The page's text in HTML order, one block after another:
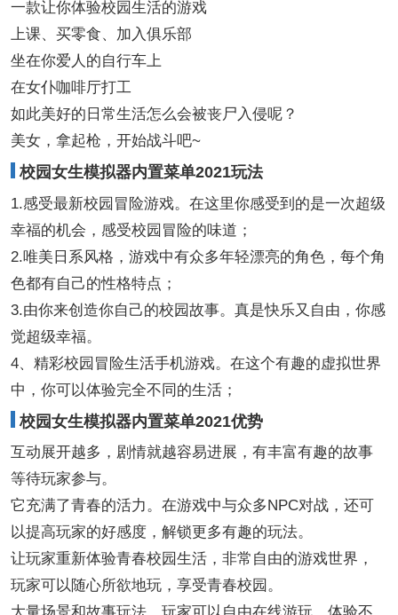
一款让你体验校园生活的游戏
上课、买零食、加入俱乐部
坐在你爱人的自行车上
在女仆咖啡厅打工
如此美好的日常生活怎么会被丧尸入侵呢？
美女，拿起枪，开始战斗吧~
校园女生模拟器内置菜单2021玩法
1.感受最新校园冒险游戏。在这里你感受到的是一次超级
幸福的机会，感受校园冒险的味道；
2.唯美日系风格，游戏中有众多年轻漂亮的角色，每个角
色都有自己的性格特点；
3.由你来创造你自己的校园故事。真是快乐又自由，你感
觉超级幸福。
4、精彩校园冒险生活手机游戏。在这个有趣的虚拟世界
中，你可以体验完全不同的生活；
校园女生模拟器内置菜单2021优势
互动展开越多，剧情就越容易进展，有丰富有趣的故事
等待玩家参与。
它充满了青春的活力。在游戏中与众多NPC对战，还可
以提高玩家的好感度，解锁更多有趣的玩法。
让玩家重新体验青春校园生活，非常自由的游戏世界，
玩家可以随心所欲地玩，享受青春校园。